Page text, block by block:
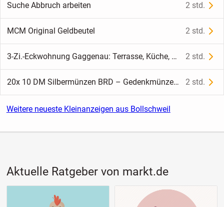
Suche Abbruch arbeiten 2 std.
MCM Original Geldbeutel 2 std.
3-Zi.-Eckwohnung Gaggenau: Terrasse, Küche, Klima & Tiefgarage 2 std.
20x 10 DM Silbermünzen BRD – Gedenkmünzen Sammlung (z.B. Olympia, Berlin) 2 std.
Weitere neueste Kleinanzeigen aus Bollschweil
Aktuelle Ratgeber von markt.de